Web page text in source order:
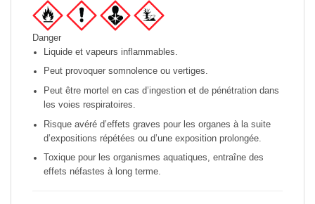
Danger
Liquide et vapeurs inflammables.
Peut provoquer somnolence ou vertiges.
Peut être mortel en cas d’ingestion et de pénétration dans
les voies respiratoires.
Risque avéré d’effets graves pour les organes à la suite
d’expositions répétées ou d’une exposition prolongée.
Toxique pour les organismes aquatiques, entraîne des
effets néfastes à long terme.